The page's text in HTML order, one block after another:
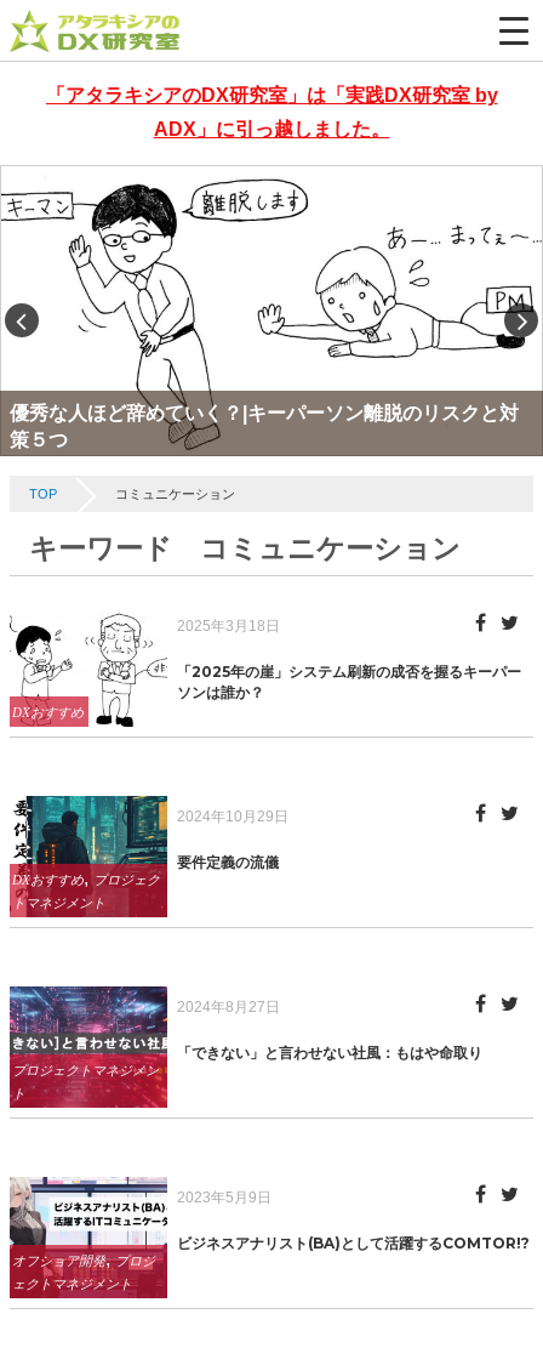
「アタラキシアのDX研究室」は「実践DX研究室 by
ADX」に引っ越しました。
優秀な人ほど辞めていく？|キーパーソン離脱のリスクと対
策５つ
TOP コミュニケーション
キーワード コミュニケーション
Categories
DXおすすめ
Posted
2025年3月18日
「2025年の崖」システム刷新の成否を握るキーパー
ソンは誰か？
Categories
DXおすすめ, プロジェク
トマネジメント
Posted
2024年10月29日
要件定義の流儀
Categories
プロジェクトマネジメン
ト
Posted
2024年8月27日
「できない」と言わせない社風：もはや命取り
Categories
オフショア開発,プロジ
ェクトマネジメント
Posted
2023年5月9日
ビジネスアナリスト(BA)として活躍するCOMTOR!?